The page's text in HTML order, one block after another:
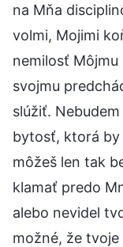
na Mňa
volmi, Mojimi
nemilosť
svojmu
slúžiť.
bytosť, ktorá by
môžeš len tak
klamať predo
alebo nevidel
možné, že tvoje